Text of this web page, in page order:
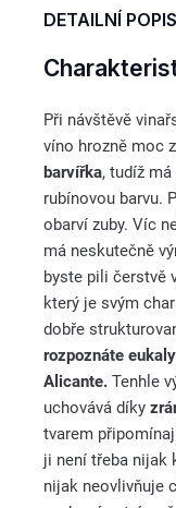
DETAILNÍ
Při návštěvě
víno hrozně moc
barvířka, tudíž
rubínovou barvu.
obarví zuby. Víc
má neskutečně
byste pili čerstvě
který je svým
dobře
rozpoznáte
Alicante. Tenhle
uchovává díky
tvarem
ji není třeba nijak
nijak neovlivňuje